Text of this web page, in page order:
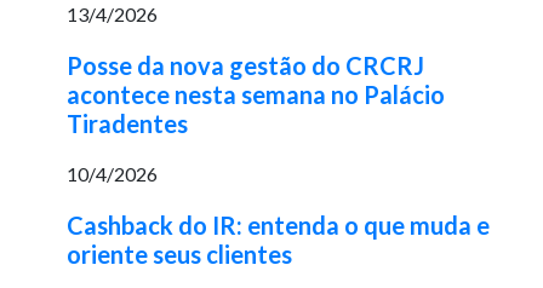
13/4/2026
Posse da nova gestão do CRCRJ
acontece nesta semana no Palácio
Tiradentes
10/4/2026
Cashback do IR: entenda o que muda e
oriente seus clientes